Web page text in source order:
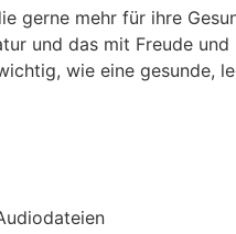
ger­ne mehr für ihre
und das mit Freu­de und
wie eine gesun­de,